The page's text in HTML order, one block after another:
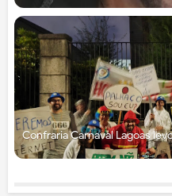
Confraria Carnaval Lagoas